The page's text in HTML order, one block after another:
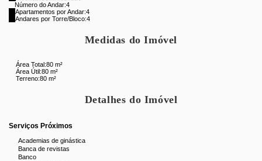
numeração exata, apenas a aproximada. Agradecemos a
compreensão e contamos com seu interesse para a
Aproveite para conhecer o Empreendimento Atmosfera
pelo Código: 18381.
Número do Andar:4
Apartamentos por Andar:4
Andares por Torre/Bloco:4
Medidas do Imóvel
Área Total:80 m²
Área Útil:80 m²
Terreno:80 m²
Detalhes do Imóvel
Serviços Próximos
Academias de ginástica
Banca de revistas
Banco